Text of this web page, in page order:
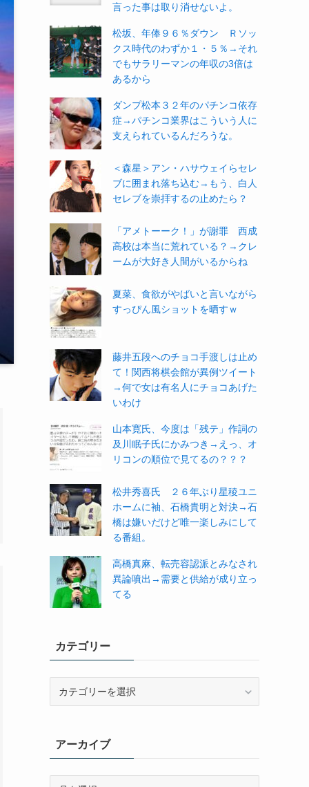
言った事は取り消せないよ。
松坂、年俸９６％ダウン Ｒソッ
クス時代のわずか１・５％→それ
でもサラリーマンの年収の3倍は
あるから
ダンプ松本３２年のパチンコ依存
症→パチンコ業界はこういう人に
支えられているんだろうな。
＜森星＞アン・ハサウェイらセレ
ブに囲まれ落ち込む→もう、白人
セレブを崇拝するの止めたら？
「アメトーーク！」が謝罪 西成
高校は本当に荒れている？→クレ
ームが大好き人間がいるからね
夏菜、食欲がやばいと言いながら
すっぴん風ショットを晒すｗ
藤井五段へのチョコ手渡しは止め
て！関西将棋会館が異例ツイート
→何で女は有名人にチョコあげた
いわけ
山本寛氏、今度は「残テ」作詞の
及川眠子氏にかみつき→えっ、オ
リコンの順位で見てるの？？？
松井秀喜氏 ２６年ぶり星稜ユニ
ホームに袖、石橋貴明と対決→石
橋は嫌いだけど唯一楽しみにして
る番組。
高橋真麻、転売容認派とみなされ
異論噴出→需要と供給が成り立っ
てる
カテゴリー
ーアーカイブ